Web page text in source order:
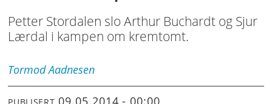
Petter Stordalen slo Arthur Buchardt og Sjur
Lærdal i kampen om kremtomt.
Tormod Aadnesen